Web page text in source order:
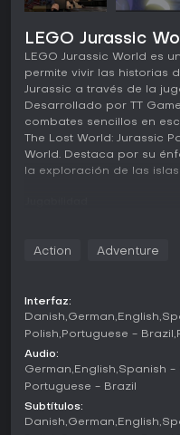
LEGO Jurassic
LEGO Jurassic World es
permite vivir las historias
Jurassic a través de la
Desarrollado por TT
combates sencillos en
The Lost World: Jurassic
World. Destaca por su
la exploración de las
ligadas a los
dinosaurios añade una
manejar directamente
Velociraptor, el
romper obstáculos o
La exploración no se
que se extiende a zonas
Action Adventure
Interfaz:
Danish German English
Polish Portuguese - Brazil
Audio:
German English Spanish -
Portuguese - Brazil
Subtítulos:
Danish German English